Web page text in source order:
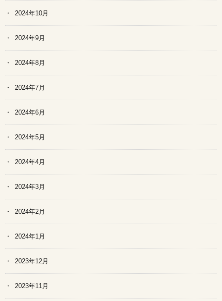
2024年10月
2024年9月
2024年8月
2024年7月
2024年6月
2024年5月
2024年4月
2024年3月
2024年2月
2024年1月
2023年12月
2023年11月